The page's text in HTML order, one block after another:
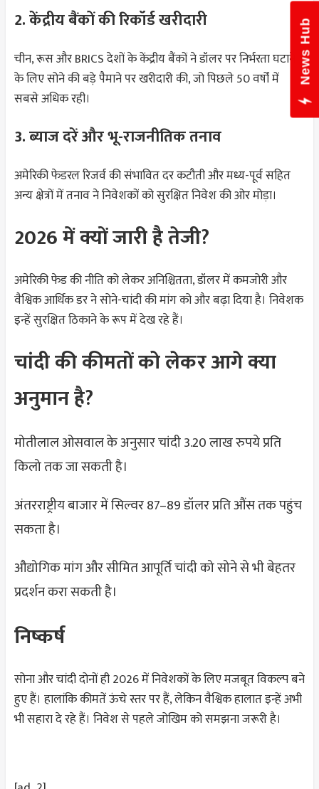
2. केंद्रीय बैंकों की रिकॉर्ड खरीदारी
चीन, रूस और BRICS देशों के केंद्रीय बैंकों ने डॉलर पर निर्भरता घटाने
के लिए सोने की बड़े पैमाने पर खरीदारी की, जो पिछले 50 वर्षों में
सबसे अधिक रही।
3. ब्याज दरें और भू-राजनीतिक तनाव
अमेरिकी फेडरल रिजर्व की संभावित दर कटौती और मध्य-पूर्व सहित
अन्य क्षेत्रों में तनाव ने निवेशकों को सुरक्षित निवेश की ओर मोड़ा।
2026 में क्यों जारी है तेजी?
अमेरिकी फेड की नीति को लेकर अनिश्चितता, डॉलर में कमजोरी और
वैश्विक आर्थिक डर ने सोने-चांदी की मांग को और बढ़ा दिया है। निवेशक
इन्हें सुरक्षित ठिकाने के रूप में देख रहे हैं।
चांदी की कीमतों को लेकर आगे क्या
अनुमान है?
मोतीलाल ओसवाल के अनुसार चांदी 3.20 लाख रुपये प्रति
किलो तक जा सकती है।
अंतरराष्ट्रीय बाजार में सिल्वर 87–89 डॉलर प्रति औंस तक पहुंच
सकता है।
औद्योगिक मांग और सीमित आपूर्ति चांदी को सोने से भी बेहतर
प्रदर्शन करा सकती है।
निष्कर्ष
सोना और चांदी दोनों ही 2026 में निवेशकों के लिए मजबूत विकल्प बने
हुए हैं। हालांकि कीमतें ऊंचे स्तर पर हैं, लेकिन वैश्विक हालात इन्हें अभी
भी सहारा दे रहे हैं। निवेश से पहले जोखिम को समझना जरूरी है।
News Hub